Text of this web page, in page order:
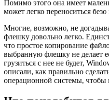
Помимо этого она имеет
может легко переноситься
Многие, возможно, не
флешку довольно легко.
что простое копирование
выбранную флешку не делает
грузиться с нее не будет,
описали, как правильно
операционной системы, чтобы